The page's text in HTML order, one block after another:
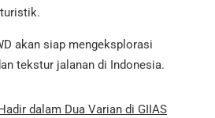
akan siap mengeksplorasi
tekstur jalanan di Indonesia.
dalam Dua Varian di GIIAS